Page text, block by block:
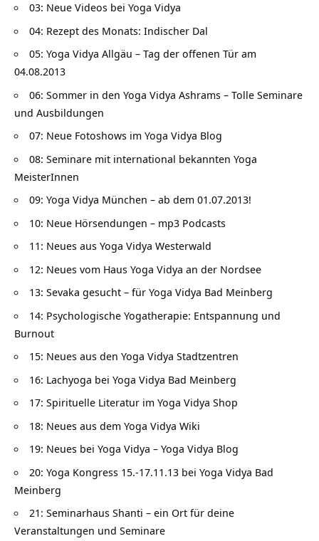
03: Neue Videos bei Yoga Vidya
04: Rezept des Monats: Indischer Dal
05: Yoga Vidya Allgäu – Tag der offenen Tür am
04.08.2013
06: Sommer in den Yoga Vidya Ashrams – Tolle Seminare
und Ausbildungen
07: Neue Fotoshows im Yoga Vidya Blog
08: Seminare mit international bekannten Yoga
MeisterInnen
09: Yoga Vidya München – ab dem 01.07.2013!
10: Neue Hörsendungen – mp3 Podcasts
11: Neues aus Yoga Vidya Westerwald
12: Neues vom Haus Yoga Vidya an der Nordsee
13: Sevaka gesucht – für Yoga Vidya Bad Meinberg
14: Psychologische Yogatherapie: Entspannung und
Burnout
15: Neues aus den Yoga Vidya Stadtzentren
16: Lachyoga bei Yoga Vidya Bad Meinberg
17: Spirituelle Literatur im Yoga Vidya Shop
18: Neues aus dem Yoga Vidya Wiki
19: Neues bei Yoga Vidya – Yoga Vidya Blog
20: Yoga Kongress 15.-17.11.13 bei Yoga Vidya Bad
Meinberg
21: Seminarhaus Shanti – ein Ort für deine
Veranstaltungen und Seminare